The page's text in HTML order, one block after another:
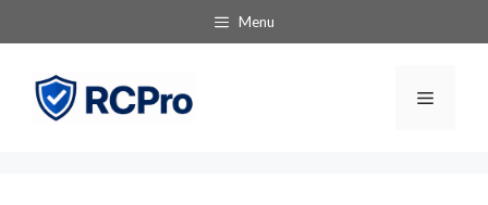
au
contenu
Menu
Menu